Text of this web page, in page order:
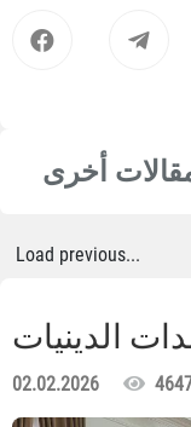
أخرى
Load previous...
الدينيات
02.02.2026